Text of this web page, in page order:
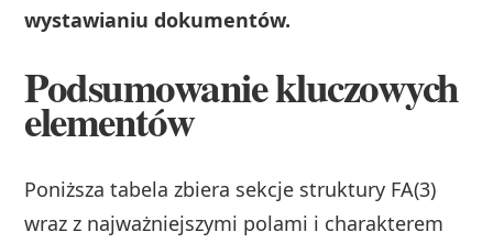
wystawianiu dokumentów.
Podsumowanie kluczowych
elementów
Poniższa tabela zbiera sekcje struktury FA(3)
wraz z najważniejszymi polami i charakterem